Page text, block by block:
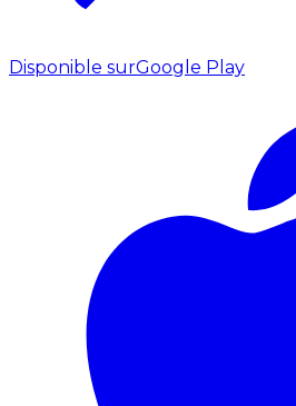
Disponible surGoogle Play